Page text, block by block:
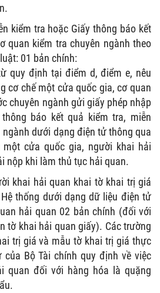
kiểm tra hoặc Giấy thông báo kết
quan kiểm tra chuyên ngành theo
01 bản chính:
quy định tại điểm d, điểm e, nêu
cơ chế một cửa quốc gia, cơ quan
chuyên ngành gửi giấy phép nhập
báo kết quả kiểm tra, miễn
ngành dưới dạng điện tử thông qua
một cửa quốc gia, người khai hải
nộp khi làm thủ tục hải quan.
khai hải quan khai tờ khai trị giá
thống dưới dạng dữ liệu điện tử
hải quan 02 bản chính (đối với
tờ khai hải quan giấy). Các trường
trị giá và mẫu tờ khai trị giá thực
của Bộ Tài chính quy định về việc
quan đối với hàng hóa là quặng